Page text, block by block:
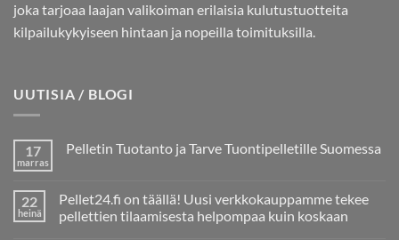
joka tarjoaa laajan valikoiman erilaisia kulutustuotteita
kilpailukykyiseen hintaan ja nopeilla toimituksilla.
UUTISIA / BLOGI
17
marras
Pelletin Tuotanto ja Tarve Tuontipelletille Suomessa
Pelletin
Tuotanto
ja
22
heinä
Pellet24.fi on täällä! Uusi verkkokauppamme tekee
pellettien tilaamisesta helpompaa kuin koskaan